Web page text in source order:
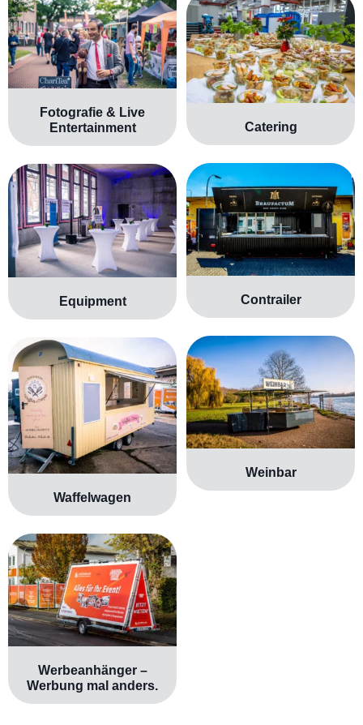
Fotografie & Live
Entertainment
Catering
Equipment Contrailer
Waffelwagen
Weinbar
Werbeanhänger –
Werbung mal anders.